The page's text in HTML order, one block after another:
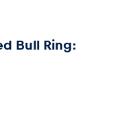
Bull Ring: